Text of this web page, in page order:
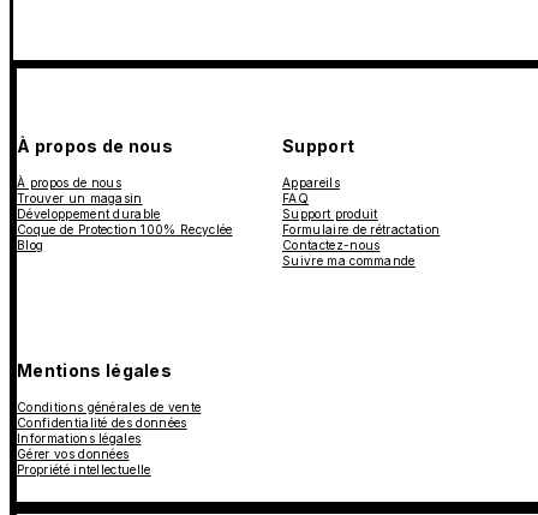
À propos de nous
À propos de nous
Trouver un magasin
Développement durable
Coque de Protection 100% Recyclée
Blog
Support
Appareils
FAQ
Support produit
Formulaire de rétractation
Contactez-nous
Suivre ma commande
Mentions légales
Conditions générales de vente
Confidentialité des données
Informations légales
Gérer vos données
Propriété intellectuelle